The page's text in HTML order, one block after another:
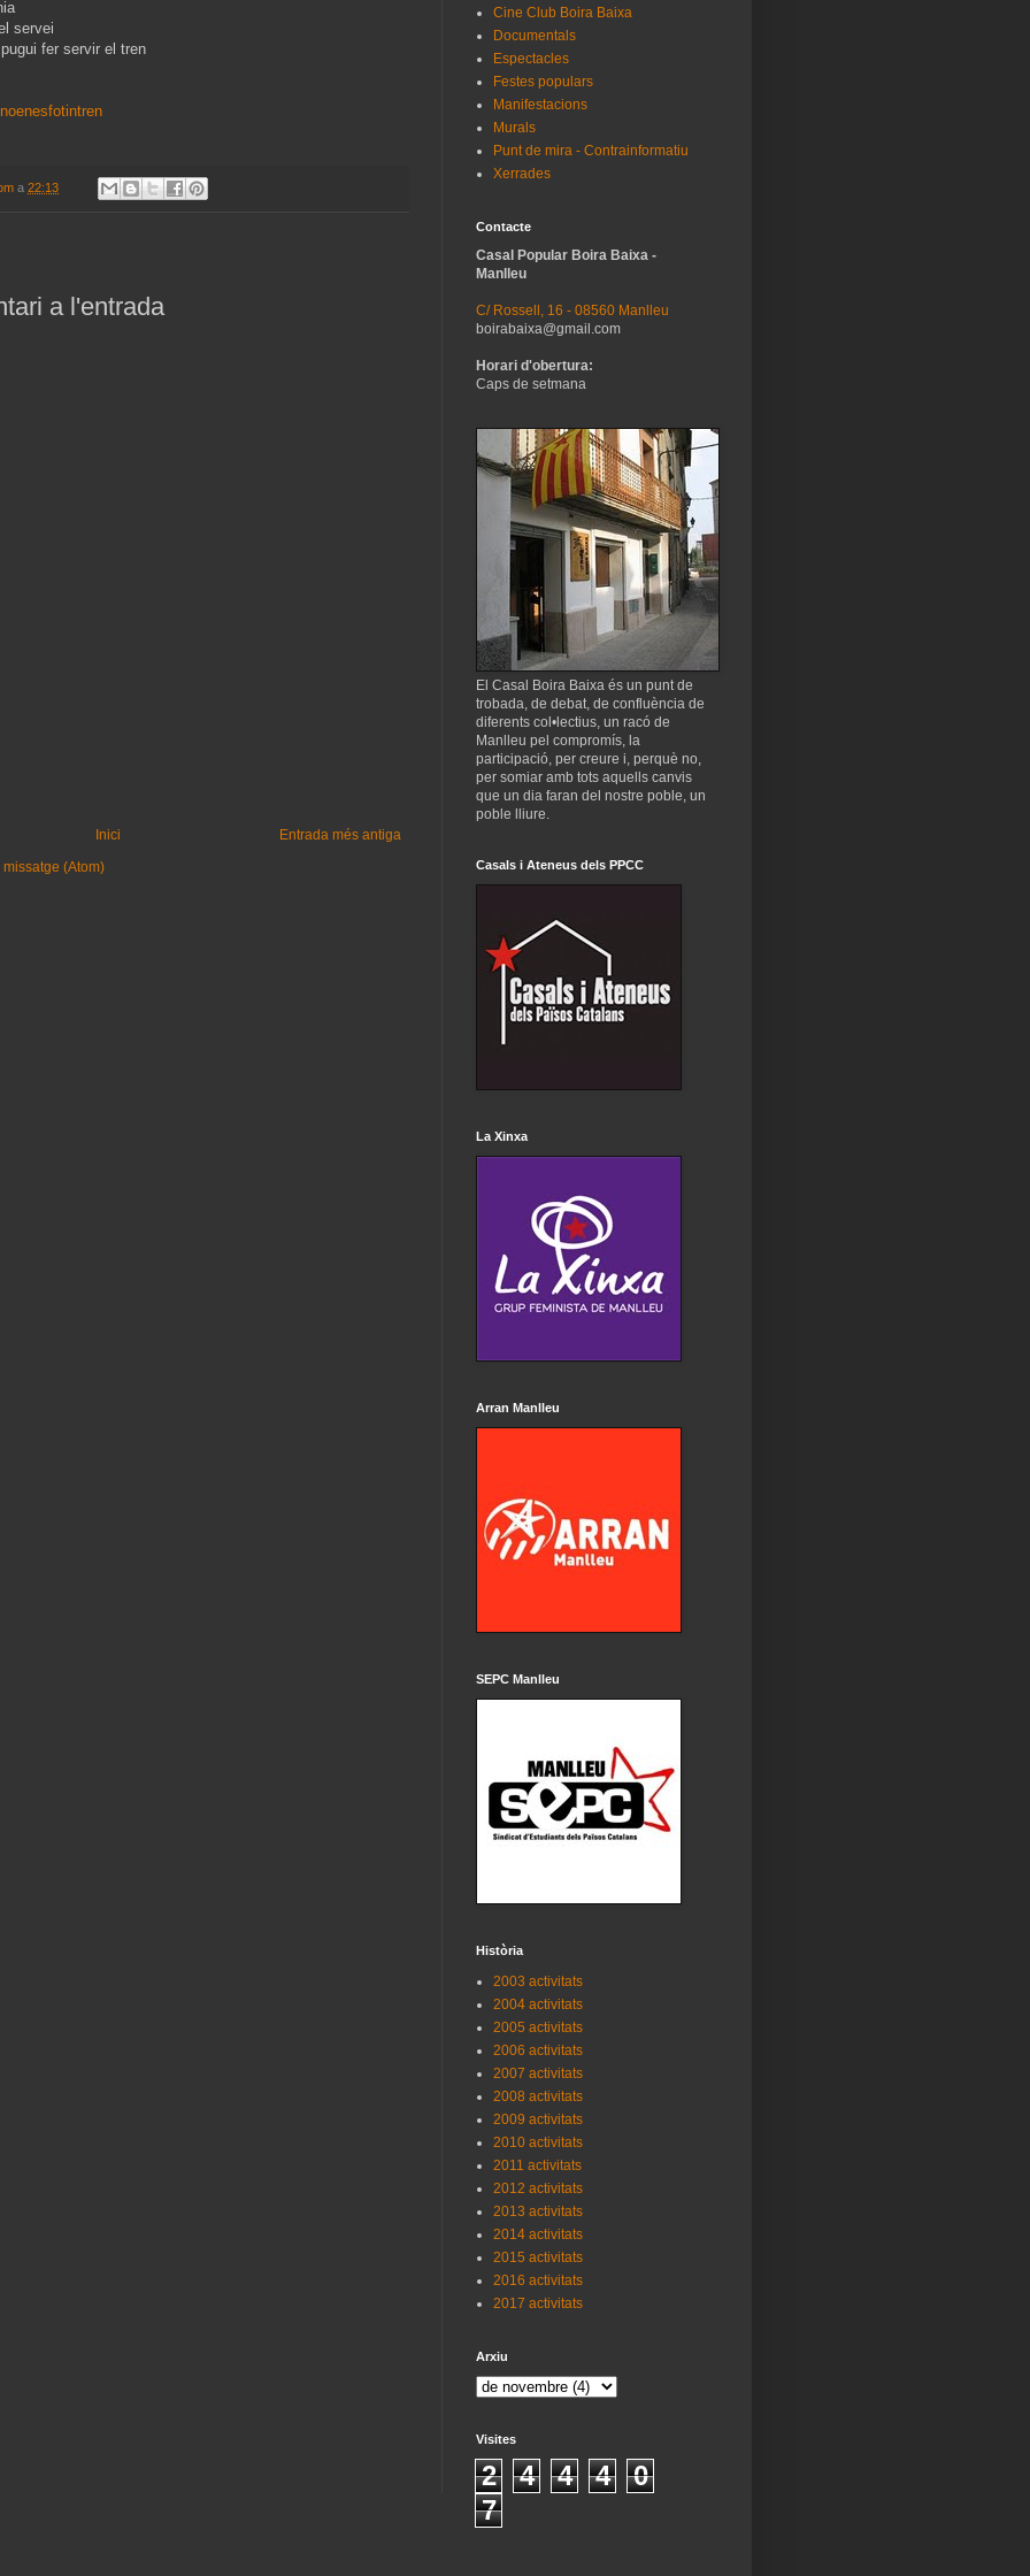
servei
fer servir el tren
a 22:13
a l'entrada
Entrada més antiga
Inici
(Atom)
Cine Club Boira Baixa
Documentals
Espectacles
Festes populars
Manifestacions
Murals
Punt de mira - Contrainformatiu
Xerrades
Contacte
Casal Popular Boira Baixa -
Manlleu
C/ Rossell, 16 - 08560 Manlleu
boirabaixa@gmail.com
Horari d'obertura:
Caps de setmana
El Casal Boira Baixa és un punt de
trobada, de debat, de confluència de
diferents col•lectius, un racó de
Manlleu pel compromís, la
participació, per creure i, perquè no,
per somiar amb tots aquells canvis
que un dia faran del nostre poble, un
poble lliure.
Casals i Ateneus dels PPCC
La Xinxa
Arran Manlleu
SEPC Manlleu
Història
2003 activitats
2004 activitats
2005 activitats
2006 activitats
2007 activitats
2008 activitats
2009 activitats
2010 activitats
2011 activitats
2012 activitats
2013 activitats
2014 activitats
2015 activitats
2016 activitats
2017 activitats
Arxiu
Visites
2 4 4 4
0
7